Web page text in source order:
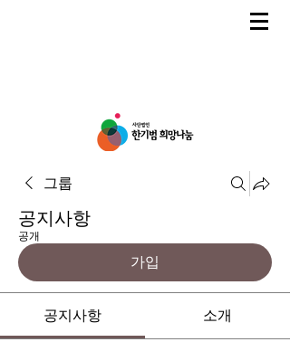
그룹
공지사항
공개
가입
공지사항 소개